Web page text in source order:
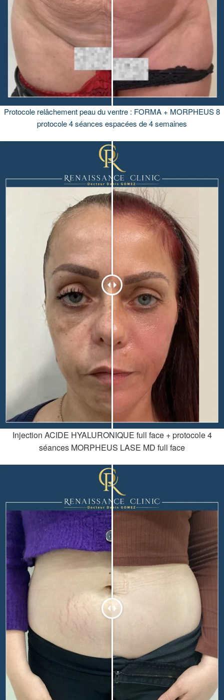
Protocole relâchement peau du ventre : FORMA + MORPHEUS 8
protocole 4 séances espacées de 4 semaines
Injection ACIDE HYALURONIQUE full face + protocole 4
séances MORPHEUS LASE MD full face